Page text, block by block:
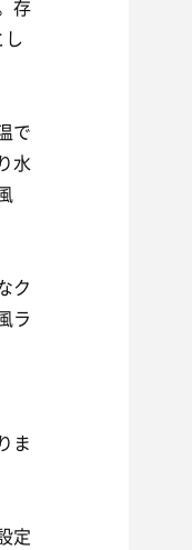
存
で
水
ク
ラ
ま
定